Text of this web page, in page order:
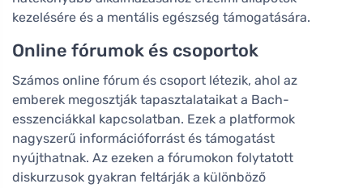
kezelésére és a mentális egészség támogatására.
Online fórumok és csoportok
Számos online fórum és csoport létezik, ahol az
emberek megosztják tapasztalataikat a Bach-
esszenciákkal kapcsolatban. Ezek a platformok
nagyszerű információforrást és támogatást
nyújthatnak. Az ezeken a fórumokon folytatott
diskurzusok gyakran feltárják a különböző